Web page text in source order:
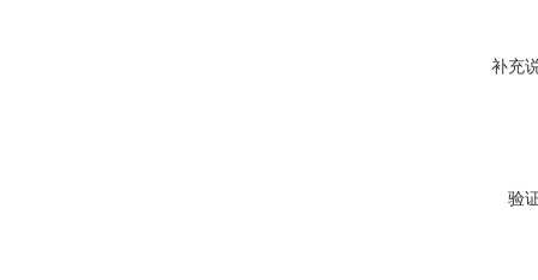
补充
验